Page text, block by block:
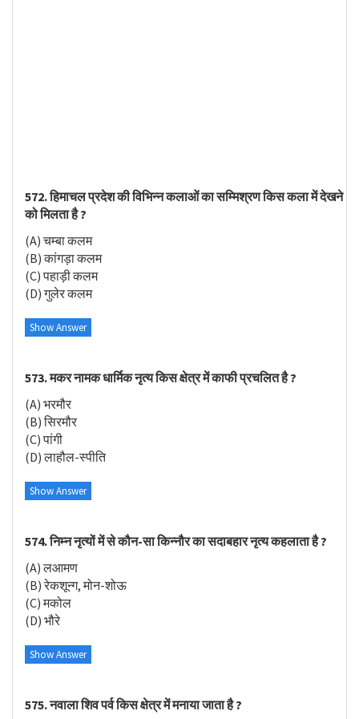
572. हिमाचल प्रदेश की विभिन्न कलाओं का सम्मिश्रण किस कला में देखने
को मिलता है ?
(A) चम्बा कलम
(B) कांगड़ा कलम
(C) पहाड़ी कलम
(D) गुलेर कलम
Show Answer
573. मकर नामक धार्मिक नृत्य किस क्षेत्र में काफी प्रचलित है ?
(A) भरमौर
(B) सिरमौर
(C) पांगी
(D) लाहौल-स्पीति
Show Answer
574. निम्न नृत्यों में से कौन-सा किन्नौर का सदाबहार नृत्य कहलाता है ?
(A) लआमण
(B) रेकशून्ग, मोन-शोऊ
(C) मकोल
(D) भौरे
Show Answer
575. नवाला शिव पर्व किस क्षेत्र में मनाया जाता है ?